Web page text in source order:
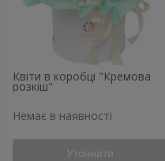
Квіти в коробці "Кремова
розкіш"
Немає в наявності
Уточнити